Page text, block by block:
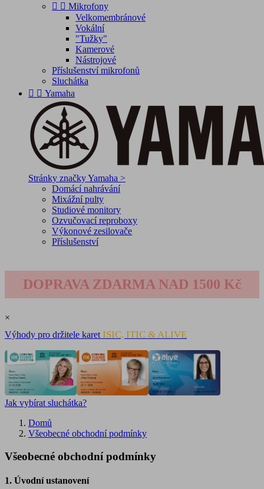
  Mikrofony
Velkomembránové
Vokální
"Tužky"
Kamerové
Nástrojové
Příslušenství mikrofonů
Sluchátka
  Yamaha
Stránky značky Yamaha >
Domácí nahrávání
Mixážní pulty
Studiové monitory
Ozvučovací reproboxy
Výkonové zesilovače
Příslušenství
DOPRAVA ZDARMA NAD 1500 Kč
×
Výhody pro držitele karet ISIC, ITIC & ALIVE
Jak vybírat sluchátka?
Domů
Všeobecné obchodní podmínky
Všeobecné obchodní podmínky
1. Úvodní ustanovení